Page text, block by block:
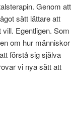
Genom att
sätt lättare att
Egentligen. Som
om hur människor
förstå sig själva
vi nya sätt att